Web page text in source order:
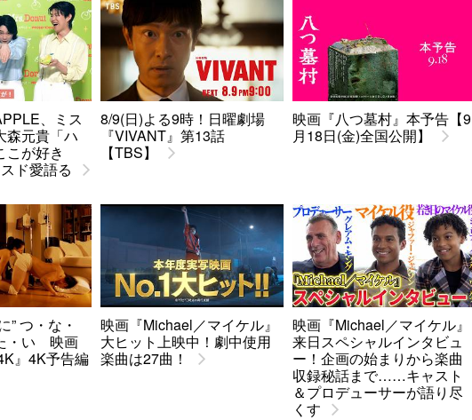
、ミス
森元貴「ハ
こが好き
ド愛語る
8/9(日)よる9時！日曜劇場
『VIVANT』第13話
【TBS】
映画『八つ墓村』本予告【9
月18日(金)全国公開】
” つ・な・
・い 映画
』4K予告編
映画『Michael／マイケル』
大ヒット上映中！劇中使用
楽曲は27曲！
映画『Michael／マイケル』
来日スペシャルインタビュ
ー！企画の始まりから楽曲
収録秘話まで……キャスト
＆プロデューサーが語り尽
くす